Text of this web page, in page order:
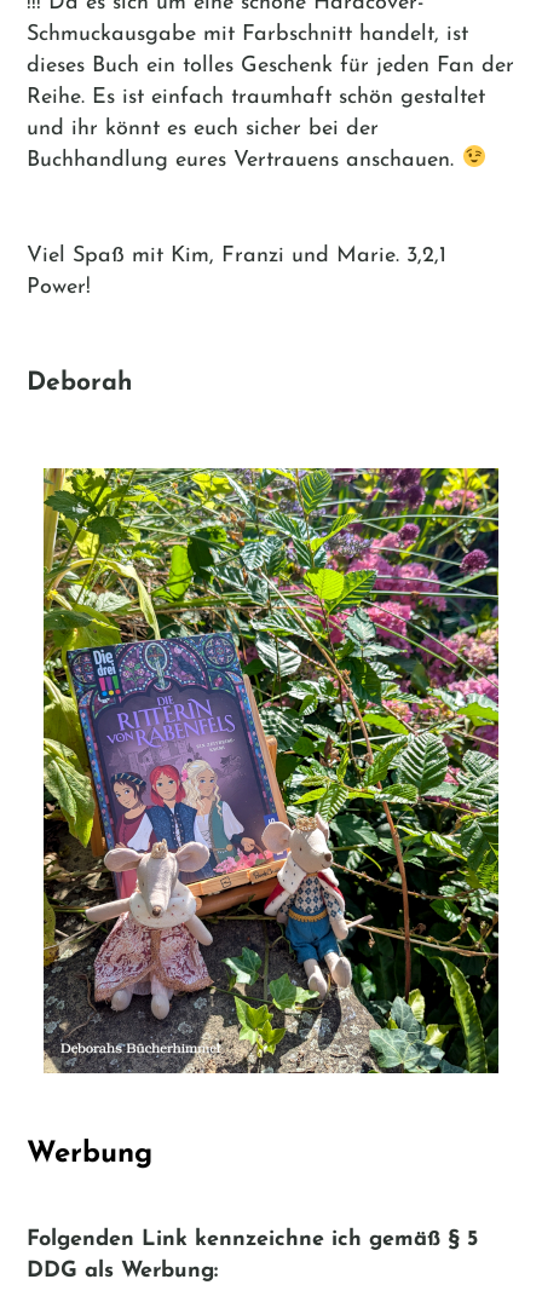
Schmuckausgabe mit Farbschnitt handelt, ist
dieses Buch ein tolles Geschenk für jeden Fan der
Reihe. Es ist einfach traumhaft schön gestaltet
und ihr könnt es euch sicher bei der
Buchhandlung eures Vertrauens anschauen.
Viel Spaß mit Kim, Franzi und Marie. 3,2,1
Power!
Deborah
Werbung
Folgenden Link kennzeichne ich gemäß § 5
DDG als Werbung: